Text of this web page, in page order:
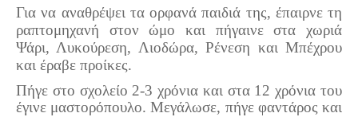
Χάρτης του Site (Sitemap)
Επικοινωνία
Τα Νέα
Τα Τελευταία Νέα
Αυτοί που έφυγαν για πάντα
Για να αναθρέψει τα ορφανά παιδιά της, έπαιρνε τη
ραπτομηχανή στον ώμο και πήγαινε στα χωριά
Ψάρι, Λυκούρεση, Λιοδώρα, Ρένεση και Μπέχρου
και έραβε προίκες.
Πήγε στο σχολείο 2-3 χρόνια και στα 12 χρόνια του
έγινε μαστορόπουλο. Μεγάλωσε, πήγε φαντάρος και